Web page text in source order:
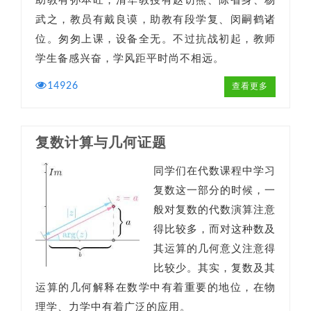
武之，教员有戴良谟，助教有段学复、闵嗣鹤诸
位。匆匆上课，设备全无。不过抗战初起，教师
学生备感兴奋，学风距平时尚不相远。
14926 查看更多
复数计算与几何证题
同学们在代数课程中学习
复数这一部分的时候，一
般对复数的代数演算注意
得比较多，而对这种数及
其运算的几何意义注意得
比较少。其实，复数及其
运算的几何解释在数学中有着重要的地位，在物
理学、力学中有着广泛的应用。